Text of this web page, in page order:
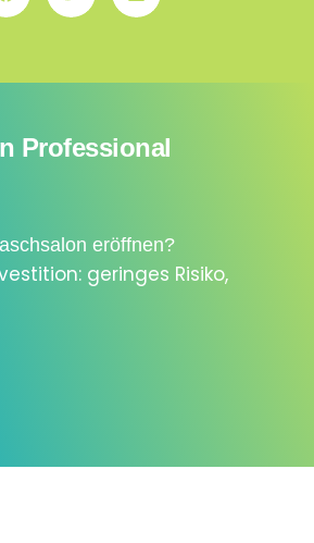
Professional
eröffnen?
geringes Risiko,